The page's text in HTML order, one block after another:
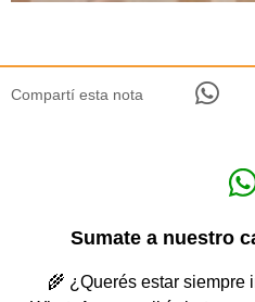
Compartí esta nota
Sumate a nuestro
🌾 ¿Querés estar siempre